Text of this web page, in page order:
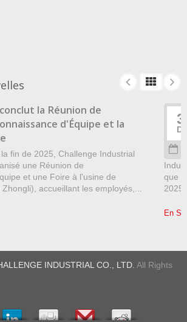
conclut la Réunion de
d'Équipe et la
fin de 2025, Challenge Industrial
une Réunion de
et une Foire à l'usine de
accueillant les employés,...
que
En
INDUSTRIAL CO., LTD. All Rights